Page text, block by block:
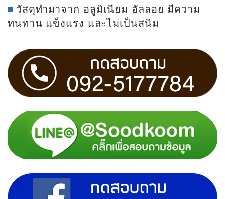
วัสดุทำมาจาก อลูมิเนียม อัลลอย มีความ
ทนทาน แข็งแรง และไม่เป็นสนิม